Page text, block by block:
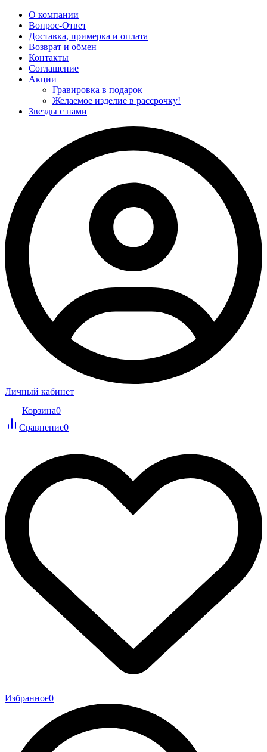
О компании
Вопрос-Ответ
Доставка, примерка и оплата
Возврат и обмен
Контакты
Соглашение
Акции
Гравировка в подарок
Желаемое изделие в рассрочку!
Звезды с нами
Личный кабинет
Корзина0
Сравнение0
Избранное0